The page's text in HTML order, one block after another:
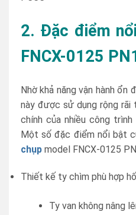
2. Đặc điểm
FNCX-0125
Nhờ khả năng vận hành ổn
này được sử dụng rộng
chính của nhiều công
Một số đặc điểm nổi bật
chụp model FNCX-0125
Thiết kế ty chìm phù hợp
Ty van không nâng